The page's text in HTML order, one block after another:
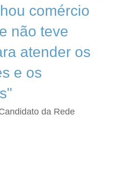
comércio
não teve
atender os
e os
da Rede